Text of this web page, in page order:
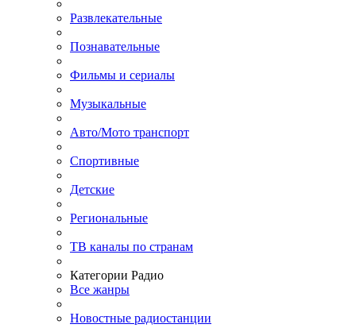
Развлекательные
Познавательные
Фильмы и сериалы
Музыкальные
Авто/Мото транспорт
Спортивные
Детские
Региональные
ТВ каналы по странам
Категории Радио
Все жанры
Новостные радиостанции